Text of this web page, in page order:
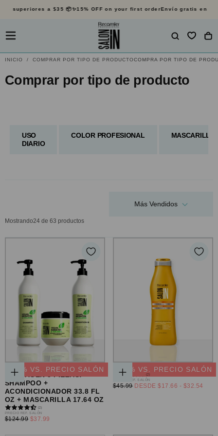
SALTARa $35 📦✨15% OFF on your first orderEnvío gratis en
INICIO / COMPRAR POR TIPO DE PRODUCTOCOMPRA POR TIPO DE
Comprar por tipo de producto
USO
DIARIO
COLOR PROFESIONAL
Más Vendidos
Mostrando24 de 63 productos
AGREGAR
AL
CARRITO
SET VEGAN KERATIN &
COLLAGEN 3 PIEZAS:
SHAMPOO +
ACONDICIONADOR 33.8 FL
OZ + MASCARILLA 17.64 OZ
69 % VS. PRECIO SALÓN
(2)
PRECIO
REGULAR
PRECIO REF. SALÓN
$124.99 PRECIO
$37.99
ELEGIR
OPCIONES
SHAMPOO CURLS & WAVES
29 % VS. PRECIO SALÓN
(2)
PRECIO
REGULAR
PRECIO REF. SALÓN
$45.99 DESDE PRECIO
$17.66 - PRECIO
$32.54